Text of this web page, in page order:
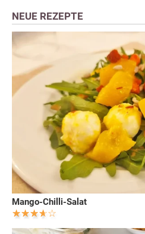
NEUE REZEPTE
Mango-Chilli-Salat